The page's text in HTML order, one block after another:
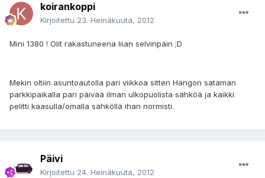
koirankoppi
Kirjoitettu 23. Heinäkuuta, 2012
Mini 1380 ! Olit rakastuneena liian selvinpäin ;D
Mekin oltiin asuntoautolla pari viikkoa sitten Hangon sataman
parkkipaikalla pari päivää ilman ulkopuolista sähköä ja kaikki
pelitti kaasulla/omalla sähköllä ihan normisti.
Päivi
Kirjoitettu 24. Heinäkuuta, 2012